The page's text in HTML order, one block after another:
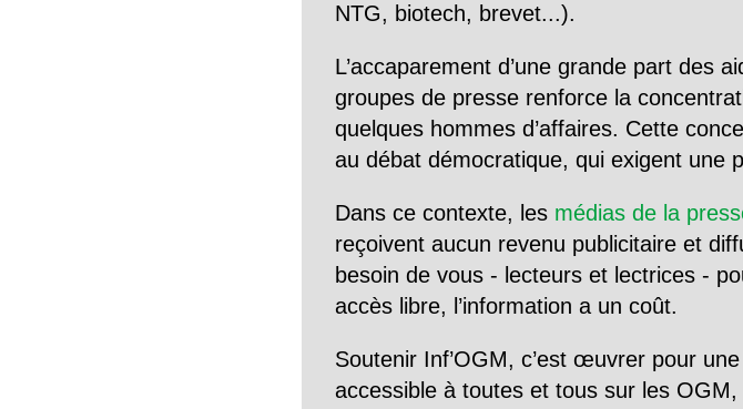
NTG, biotech, brevet...).
L’accaparement d’une grande part des
groupes de presse renforce la
quelques hommes d’affaires. Cette
au débat démocratique, qui exigent une
Dans ce contexte, les médias de la
reçoivent aucun revenu publicitaire et
besoin de vous - lecteurs et lectrices -
accès libre, l’information a un coût.
Soutenir Inf’OGM, c’est œuvrer pour
accessible à toutes et tous sur les